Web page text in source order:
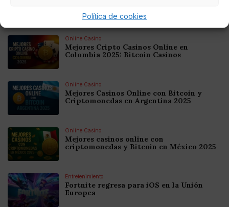
Política de cookies
Noticias relacionadas
Online Casino
Mejores Cripto Casinos Online en
Colombia 2025: Bitcoin Casinos
Online Casino
Mejores Casinos Online con Bitcoin y
Criptomonedas en Argentina 2025
Online Casino
Mejores casinos online con
criptomonedas y Bitcoin en México 2025
Entretenimiento
Fortnite regresa para iOS en la Unión
Europea